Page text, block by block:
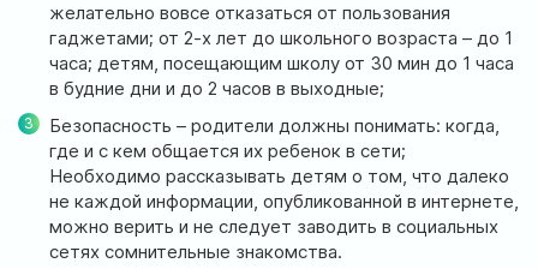
желательно вовсе отказаться от пользования
гаджетами; от 2-х лет до школьного возраста – до 1
часа; детям, посещающим школу от 30 мин до 1 часа
в будние дни и до 2 часов в выходные;
Безопасность – родители должны понимать: когда,
где и с кем общается их ребенок в сети;
Необходимо рассказывать детям о том, что далеко
не каждой информации, опубликованной в интернете,
можно верить и не следует заводить в социальных
сетях сомнительные знакомства.